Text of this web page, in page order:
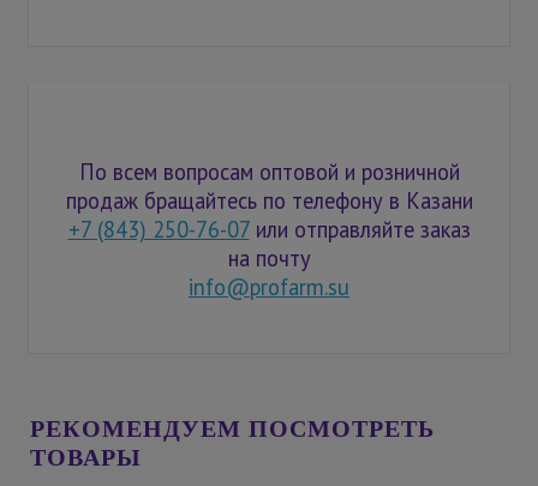
По всем вопросам оптовой и розничной
продаж бращайтесь по телефону в Казани
+7 (843) 250-76-07или отправляйте заказ
на почту
info@profarm.su
РЕКОМЕНДУЕМ ПОСМОТРЕТЬ
ТОВАРЫ